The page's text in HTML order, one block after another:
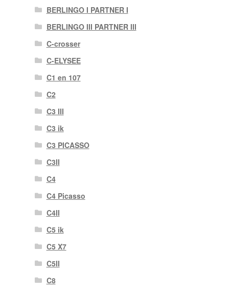
BERLINGO I PARTNER I
BERLINGO III PARTNER III
C-crosser
C-ELYSEE
C1 en 107
C2
C3 III
C3 ik
C3 PICASSO
C3II
C4
C4 Picasso
C4II
C5 ik
C5 X7
C5II
C8